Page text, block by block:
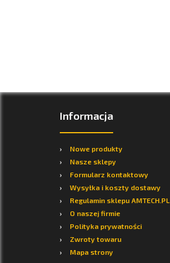
Informacja
Nowe produkty
Nasze sklepy
Formularz kontaktowy
Wysyłka i koszty dostawy
Regulamin sklepu AMTECH.PL
O naszej firmie
Polityka prywatności
Zwroty towaru
Mapa strony